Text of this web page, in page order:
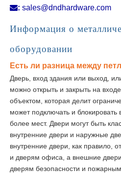
: sales@dndhardware.com
Информация о
оборудовании
Дверь, вход здания или выход,
можно открыть и закрыть на
объектом, которая делит
может подключать и блокировать
более мест. Двери могут быть
внутренние двери и наружные
внутренние двери, как правило,
и дверям офиса, а внешние
дверям безопасности и